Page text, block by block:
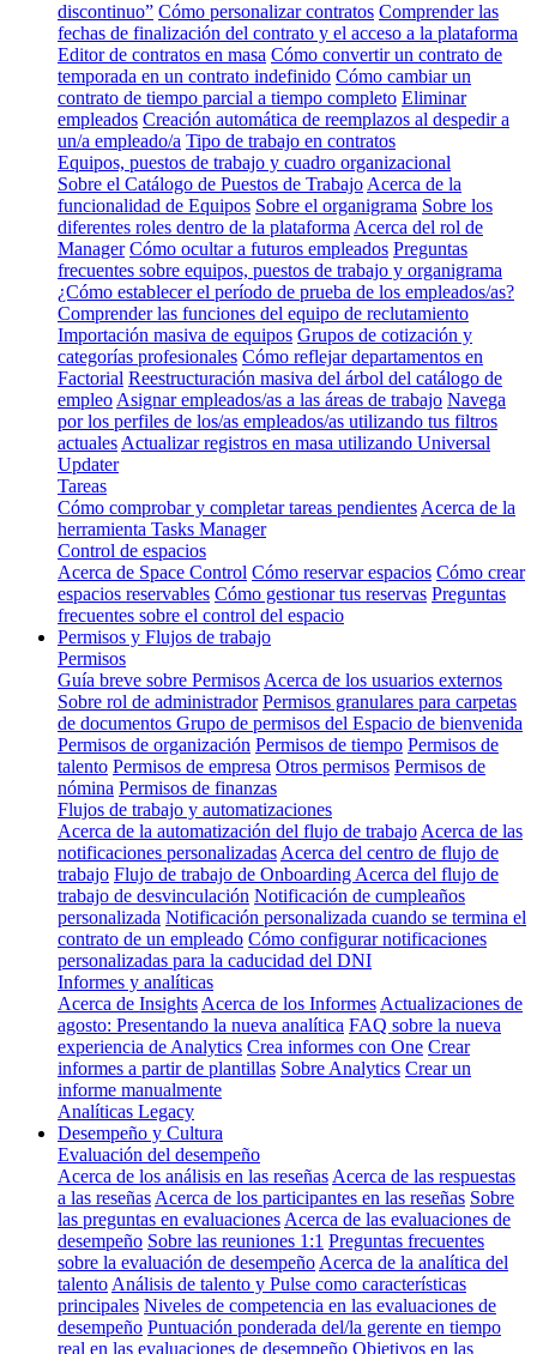
discontinuo” Cómo personalizar contratos Comprender las
fechas de finalización del contrato y el acceso a la plataforma
Editor de contratos en masa Cómo convertir un contrato de
temporada en un contrato indefinido Cómo cambiar un
contrato de tiempo parcial a tiempo completo Eliminar
empleados Creación automática de reemplazos al despedir a
un/a empleado/a Tipo de trabajo en contratos
Equipos, puestos de trabajo y cuadro organizacional
Sobre el Catálogo de Puestos de Trabajo Acerca de la
funcionalidad de Equipos Sobre el organigrama Sobre los
diferentes roles dentro de la plataforma Acerca del rol de
Manager Cómo ocultar a futuros empleados Preguntas
frecuentes sobre equipos, puestos de trabajo y organigrama
¿Cómo establecer el período de prueba de los empleados/as?
Comprender las funciones del equipo de reclutamiento
Importación masiva de equipos Grupos de cotización y
categorías profesionales Cómo reflejar departamentos en
Factorial Reestructuración masiva del árbol del catálogo de
empleo Asignar empleados/as a las áreas de trabajo Navega
por los perfiles de los/as empleados/as utilizando tus filtros
actuales Actualizar registros en masa utilizando Universal
Updater
Tareas
Cómo comprobar y completar tareas pendientes Acerca de la
herramienta Tasks Manager
Control de espacios
Acerca de Space Control Cómo reservar espacios Cómo crear
espacios reservables Cómo gestionar tus reservas Preguntas
frecuentes sobre el control del espacio
Permisos y Flujos de trabajo
Permisos
Guía breve sobre Permisos Acerca de los usuarios externos
Sobre rol de administrador Permisos granulares para carpetas
de documentos Grupo de permisos del Espacio de bienvenida
Permisos de organización Permisos de tiempo Permisos de
talento Permisos de empresa Otros permisos Permisos de
nómina Permisos de finanzas
Flujos de trabajo y automatizaciones
Acerca de la automatización del flujo de trabajo Acerca de las
notificaciones personalizadas Acerca del centro de flujo de
trabajo Flujo de trabajo de Onboarding Acerca del flujo de
trabajo de desvinculación Notificación de cumpleaños
personalizada Notificación personalizada cuando se termina el
contrato de un empleado Cómo configurar notificaciones
personalizadas para la caducidad del DNI
Informes y analíticas
Acerca de Insights Acerca de los Informes Actualizaciones de
agosto: Presentando la nueva analítica FAQ sobre la nueva
experiencia de Analytics Crea informes con One Crear
informes a partir de plantillas Sobre Analytics Crear un
informe manualmente
Analíticas Legacy
Desempeño y Cultura
Evaluación del desempeño
Acerca de los análisis en las reseñas Acerca de las respuestas
a las reseñas Acerca de los participantes en las reseñas Sobre
las preguntas en evaluaciones Acerca de las evaluaciones de
desempeño Sobre las reuniones 1:1 Preguntas frecuentes
sobre la evaluación de desempeño Acerca de la analítica del
talento Análisis de talento y Pulse como características
principales Niveles de competencia en las evaluaciones de
desempeño Puntuación ponderada del/la gerente en tiempo
real en las evaluaciones de desempeño Objetivos en las